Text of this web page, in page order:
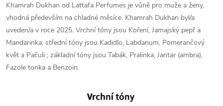
Khamrah Dukhan od Lattafa Perfumes je vůně pro muže a ženy,
vhodná především na chladné měsíce. Khamrah Dukhan byl/a
uveden/a v roce 2025. Vrchní tóny jsou Koření, Jamajský pepř a
Mandarinka; střední tóny jsou Kadidlo, Labdanum, Pomerančový
květ a Pačuli ; základní tóny jsou Tabák, Pralinka, Jantar (ambra),
Fazole tonka a Benzoin.